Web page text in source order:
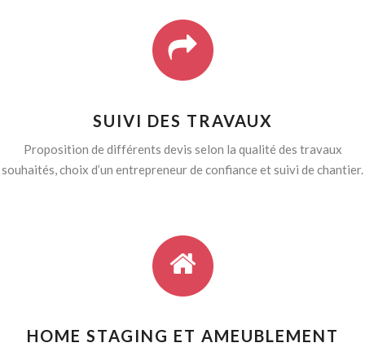
SUIVI DES TRAVAUX
Proposition de différents devis selon la qualité des travaux
souhaités, choix d’un entrepreneur de confiance et suivi de chantier.
HOME STAGING ET AMEUBLEMENT